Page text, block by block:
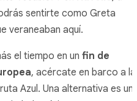
sentirte como Greta
veraneaban aquí.
el tiempo en un fin de
, acércate en barco a la
Azul. Una alternativa es un